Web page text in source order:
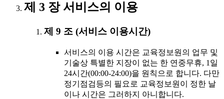
제 3 장 서비스의 이용
제 9 조 (서비스 이용시간)
서비스의 이용 시간은 교육정보원의 업무 및
기술상 특별한 지장이 없는 한 연중무휴, 1일
24시간(00:00-24:00)을 원칙으로 합니다. 다만
정기점검등의 필요로 교육정보원이 정한 날
이나 시간은 그러하지 아니합니다.